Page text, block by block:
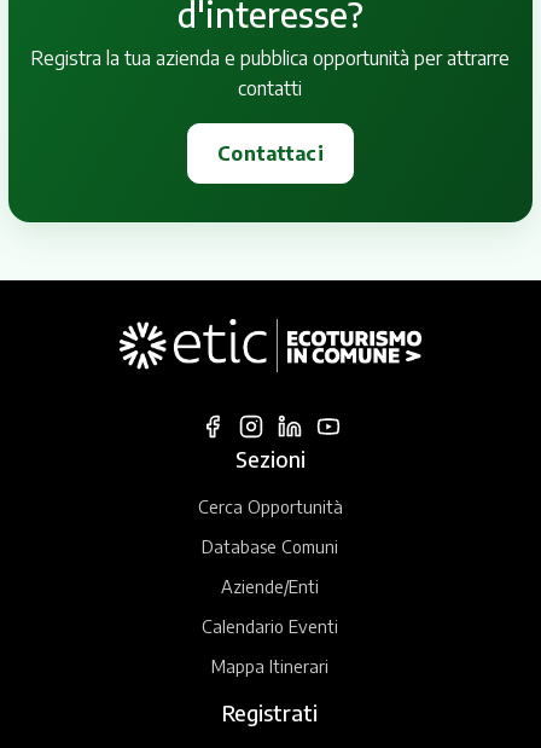
d'interesse?
Registra la tua azienda e pubblica opportunità per attrarre
contatti
Contattaci
Sezioni
Cerca Opportunità
Database Comuni
Aziende/Enti
Calendario Eventi
Mappa Itinerari
Registrati